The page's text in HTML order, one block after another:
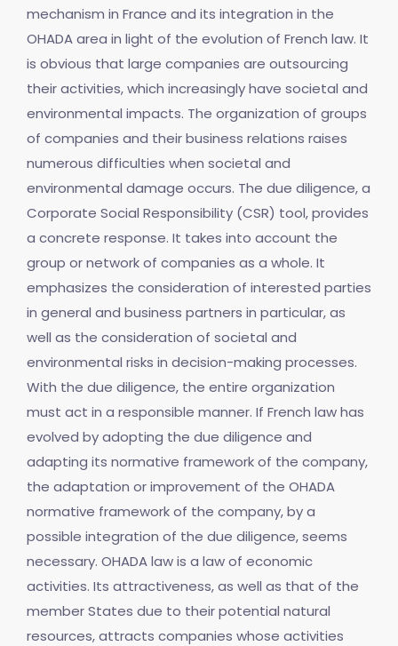
mechanism in France and its integration in the
OHADA area in light of the evolution of French law. It
is obvious that large companies are outsourcing
their activities, which increasingly have societal and
environmental impacts. The organization of groups
of companies and their business relations raises
numerous difficulties when societal and
environmental damage occurs. The due diligence, a
Corporate Social Responsibility (CSR) tool, provides
a concrete response. It takes into account the
group or network of companies as a whole. It
emphasizes the consideration of interested parties
in general and business partners in particular, as
well as the consideration of societal and
environmental risks in decision-making processes.
With the due diligence, the entire organization
must act in a responsible manner. If French law has
evolved by adopting the due diligence and
adapting its normative framework of the company,
the adaptation or improvement of the OHADA
normative framework of the company, by a
possible integration of the due diligence, seems
necessary. OHADA law is a law of economic
activities. Its attractiveness, as well as that of the
member States due to their potential natural
resources, attracts companies whose activities